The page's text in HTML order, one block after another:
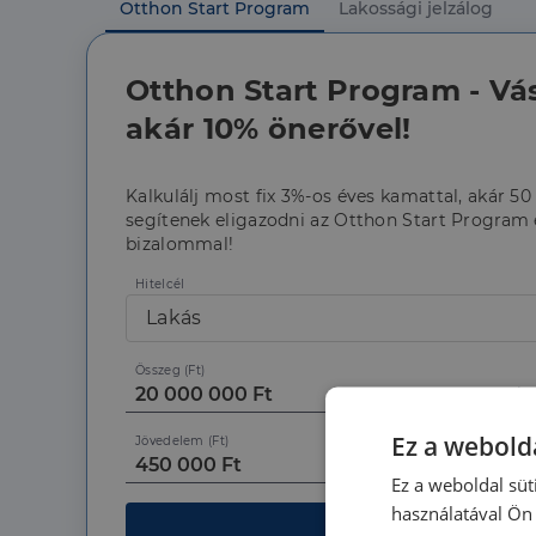
Otthon Start Program Lakossági jelzálog
Otthon Start Program -
akár 10% önerővel!
Kalkulálj most fix 3%-os éves kamattal, akár
segítenek eligazodni az Otthon Start
bizalommal!
Hitelcél
Lakás
Összeg (Ft)
Jövedelem (Ft) Ez a
Ez a weboldal
használatával